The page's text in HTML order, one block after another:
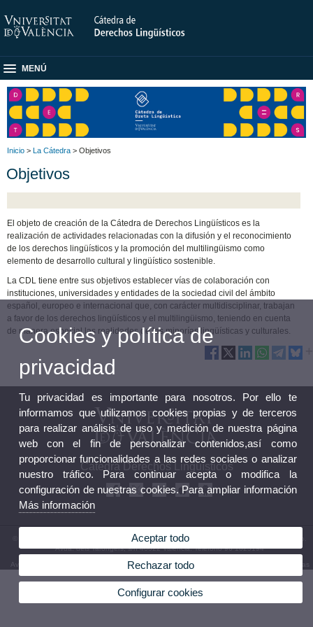
MENÚ
Inicio > La Cátedra > Objetivos
Objetivos
El objeto de creación de la Cátedra de Derechos Lingüísticos es la
realización de actividades relacionadas con la difusión y el reconocimiento
de los derechos lingüísticos y la promoción del multilingüismo como
elemento de desarrollo cultural y lingüístico sostenible.
La CDL tiene entre sus objetivos establecer vías de colaboración con
instituciones, universidades y entidades de la sociedad civil del ámbito
español, europeo e internacional que, con carácter multidisciplinar, trabajan
a favor de los derechos lingüísticos y el multilingüismo, teniendo en cuenta
de manera especial las realidades de las minorías lingüísticas y culturales.
Cátedra Derechos Lingüísticos
© 2026 UV. - Universitat de València. Cátedra Derechos Lingüísticos. Facultad de Derecho.
Avda. dels Tarongers, s/n 46022 Valencia. Teléfono 96 1625194
Aviso legal Política privacidad|Cookies| Buzón UVcátedras
Cookies y política de
privacidad
Tu privacidad es importante para nosotros. Por ello te
informamos que utilizamos cookies propias y de terceros
para realizar análisis de uso y medición de nuestra página
web con el fin de personalizar contenidos,así como
proporcionar funcionalidades a las redes sociales o analizar
nuestro tráfico. Para continuar acepta o modifica la
configuración de nuestras cookies. Para ampliar información
Más información
Aceptar todo
Rechazar todo
Configurar cookies